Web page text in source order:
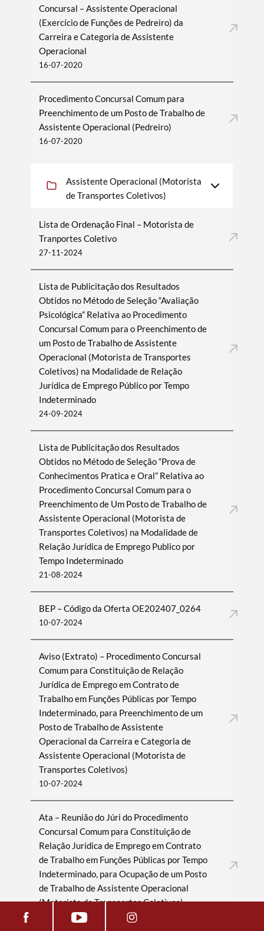
Concursal – Assistente Operacional
(Exercício de Funções de Pedreiro) da
Carreira e Categoria de Assistente
Operacional
16-07-2020
Procedimento Concursal Comum para
Preenchimento de um Posto de Trabalho de
Assistente Operacional (Pedreiro)
16-07-2020
Assistente Operacional (Motorista
de Transportes Coletivos)
Lista de Ordenação Final – Motorista de
Tranportes Coletivo
27-11-2024
Lista de Publicitação dos Resultados
Obtidos no Método de Seleção “Avaliação
Psicológica” Relativa ao Procedimento
Concursal Comum para o Preenchimento de
um Posto de Trabalho de Assistente
Operacional (Motorista de Transportes
Coletivos) na Modalidade de Relação
Jurídica de Emprego Público por Tempo
Indeterminado
24-09-2024
Lista de Publicitação dos Resultados
Obtidos no Método de Seleção “Prova de
Conhecimentos Pratica e Oral” Relativa ao
Procedimento Concursal Comum para o
Preenchimento de Um Posto de Trabalho de
Assistente Operacional (Motorista de
Transportes Coletivos) na Modalidade de
Relação Jurídica de Emprego Publico por
Tempo Indeterminado
21-08-2024
BEP – Código da Oferta OE202407_0264
10-07-2024
Aviso (Extrato) – Procedimento Concursal
Comum para Constituição de Relação
Jurídica de Emprego em Contrato de
Trabalho em Funções Públicas por Tempo
Indeterminado, para Preenchimento de um
Posto de Trabalho de Assistente
Operacional da Carreira e Categoria de
Assistente Operacional (Motorista de
Transportes Coletivos)
10-07-2024
Ata – Reunião do Júri do Procedimento
Concursal Comum para Constituição de
Relação Jurídica de Emprego em Contrato
de Trabalho em Funções Públicas por Tempo
Indeterminado, para Ocupação de um Posto
de Trabalho de Assistente Operacional
(Motorista de Transportes Coletivos)
10-07-2024